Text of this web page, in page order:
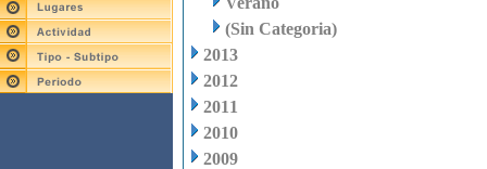
(Sin Categoria)
2013
2012
2011
2010
2009